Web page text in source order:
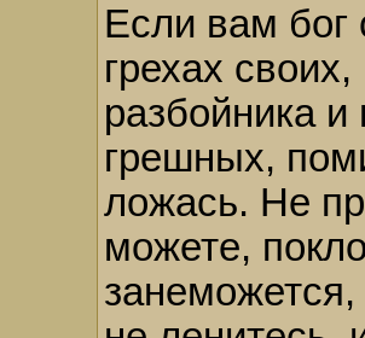
Если вам бог
грехах
разбойника
грешных,
ложась. Не
можете,